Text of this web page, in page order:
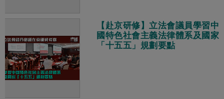
【赴京研修】立法會議員學習中
國特色社會主義法律體系及國家
「十五五」規劃要點